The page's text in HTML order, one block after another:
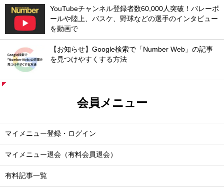
YouTubeチャンネル登録者数60,000人突破！バレーボ
ールや陸上、バスケ、野球などの選手のインタビュー
を動画で
【お知らせ】Google検索で「Number Web」の記事
を見つけやすくする方法
会員メニュー
マイメニュー登録・ログイン
マイメニュー退会（有料会員退会）
有料記事一覧